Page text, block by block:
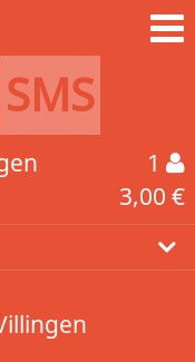
SMS
1
3,00 €